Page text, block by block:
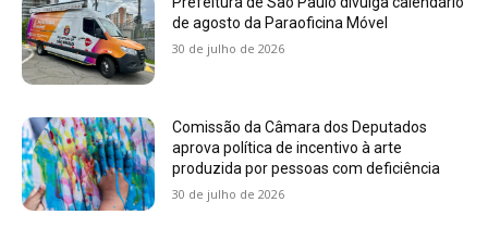
de agosto da Paraoficina Móvel
30 de julho de 2026
Comissão da Câmara dos Deputados
aprova política de incentivo à arte
produzida por pessoas com deficiência
30 de julho de 2026